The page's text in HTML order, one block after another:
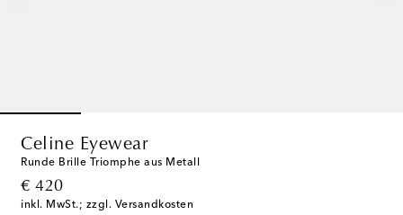
Celine Eyewear
Runde Brille Triomphe aus Metall
€ 420
original price
inkl. MwSt.; zzgl. Versandkosten